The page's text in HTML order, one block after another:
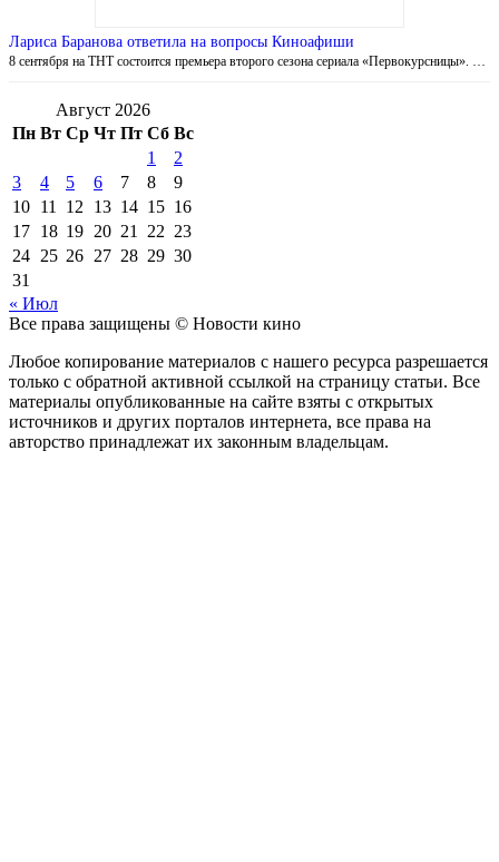
Лариса Баранова ответила на вопросы Киноафиши
8 сентября на ТНТ состоится премьера второго сезона сериала «Первокурсницы». …
Август 2026
Пн Вт Ср Чт Пт Сб Вс
1
2
3
4 5 6 7 8
9
10 11 12 13 14 15 16
17 18 19 20 21 22 23
24 25 26 27 28 29 30
31
« Июл
Все права защищены © Новости кино
Любое копирование материалов с нашего ресурса разрешается
только с обратной активной ссылкой на страницу статьи. Все
материалы опубликованные на сайте взяты с открытых
источников и других порталов интернета, все права на
авторство принадлежат их законным владельцам.